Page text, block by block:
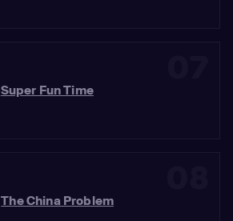
Super Fun Time
The China Problem